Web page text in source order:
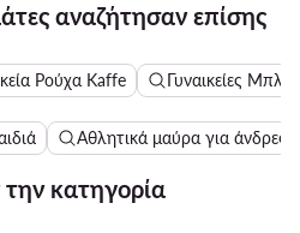
αναζήτησαν επίσης
Ρούχα Kaffe Γυναικείες
Αθλητικά μαύρα για άνδρες
κατηγορία